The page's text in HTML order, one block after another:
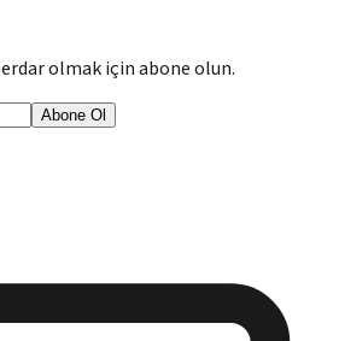
olmak için abone olun.
Abone Ol